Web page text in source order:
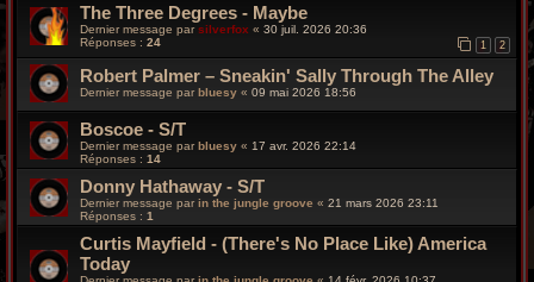
The Three Degrees - Maybe
Dernier message parsilverfox « 30 juil. 2026 20:36
Réponses : 24 1 2
Robert Palmer – Sneakin' Sally Through The Alley
Dernier message par bluesy « 09 mai 2026 18:56
Boscoe - S/T
Dernier message parbluesy « 17 avr. 2026 22:14
Réponses : 14
Donny Hathaway - S/T
Dernier message par in the jungle groove « 21 mars 2026 23:11
Réponses : 1
Curtis Mayfield - (There's No Place Like) America
Today